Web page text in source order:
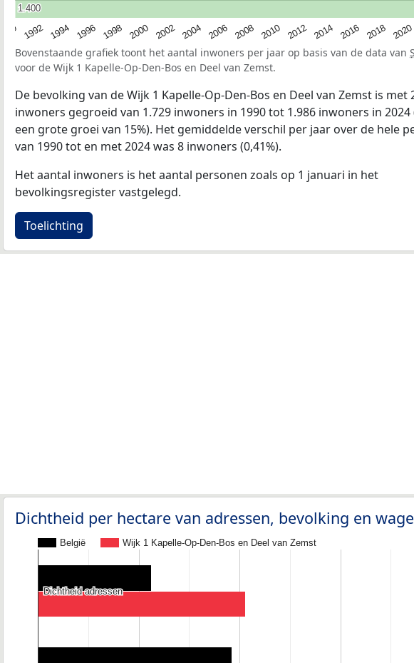
1992 1994 1996 1998 2000 2002 2004 2006 2008 2010 2012 2014 2016 2018 2020
1.400
1.400
Bovenstaande grafiek toont het aantal inwoners per jaar op basis van de data van
voor de Wijk 1 Kapelle-Op-Den-Bos en Deel van Zemst.
De bevolking van de Wijk 1 Kapelle-Op-Den-Bos en Deel van Zemst is met
inwoners gegroeid van 1.729 inwoners in 1990 tot 1.986 inwoners in 2024
een grote groei van 15%). Het gemiddelde verschil per jaar over de hele
van 1990 tot en met 2024 was 8 inwoners (0,41%).
Het aantal inwoners is het aantal personen zoals op 1 januari in het
bevolkingsregister vastgelegd.
Toelichting
Dichtheid per hectare van adressen, bevolking en
België Wijk 1 Kapelle-Op-Den-Bos en Deel van Zemst
Dichtheid adressen
Dichtheid adressen